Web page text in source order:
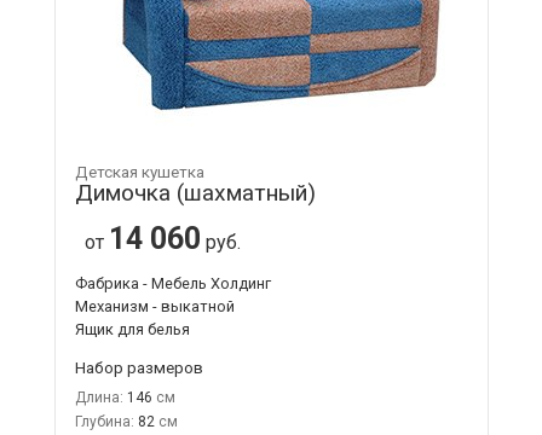
Детская кушетка
Димочка (шахматный)
от 14 060 руб.
Фабрика - Мебель Холдинг
Механизм - выкатной
Ящик для белья
Набор размеров
Длина: 146
Глубина: 82